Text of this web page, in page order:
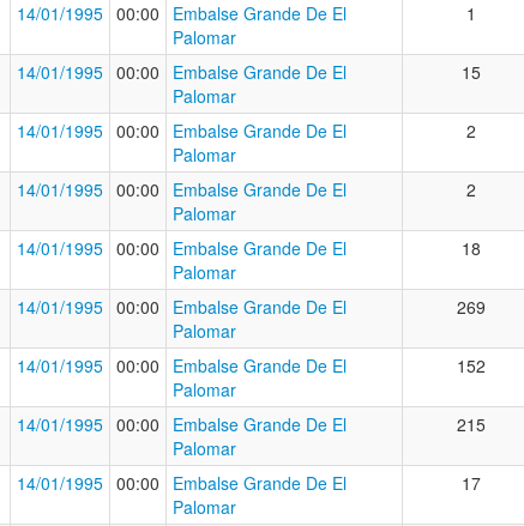
14/01/1995 00:00
Embalse Grande De El
Palomar
1
14/01/1995 00:00
Embalse Grande De El
Palomar
15
14/01/1995 00:00
Embalse Grande De El
Palomar
2
14/01/1995 00:00
Embalse Grande De El
Palomar
2
14/01/1995 00:00
Embalse Grande De El
Palomar
18
14/01/1995 00:00
Embalse Grande De El
Palomar
269
14/01/1995 00:00
Embalse Grande De El
Palomar
152
14/01/1995 00:00
Embalse Grande De El
Palomar
215
14/01/1995 00:00
Embalse Grande De El
Palomar
17